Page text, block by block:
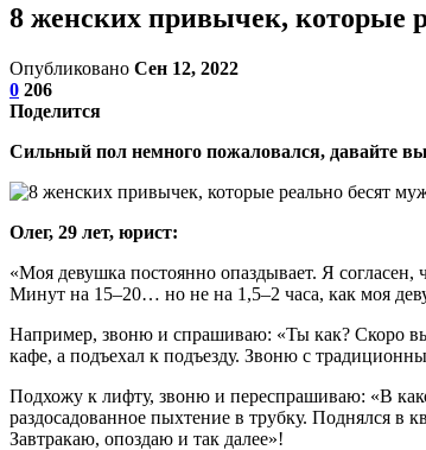
8 женских привычек, которые
Опубликовано Сен 12, 2022
0 206
Поделится
Сильный пол немного пожаловался, давайте
Олег, 29 лет, юрист:
«Моя девушка постоянно опаздывает. Я
Минут на 15–20… но не на 1,5–2 часа, как моя
Например, звоню и спрашиваю: «Ты как? Скоро
кафе, а подъехал к подъезду. Звоню с
Подхожу к лифту, звоню и переспрашиваю: «В
раздосадованное пыхтение в трубку. Поднялся в
Завтракаю, опоздаю и так далее»!